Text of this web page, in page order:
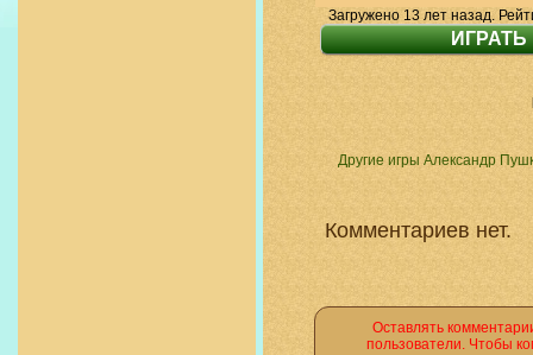
Загружено 13 лет назад.
Другие игры Александр
Комментариев нет.
Оставлять
пользователи. Чтобы